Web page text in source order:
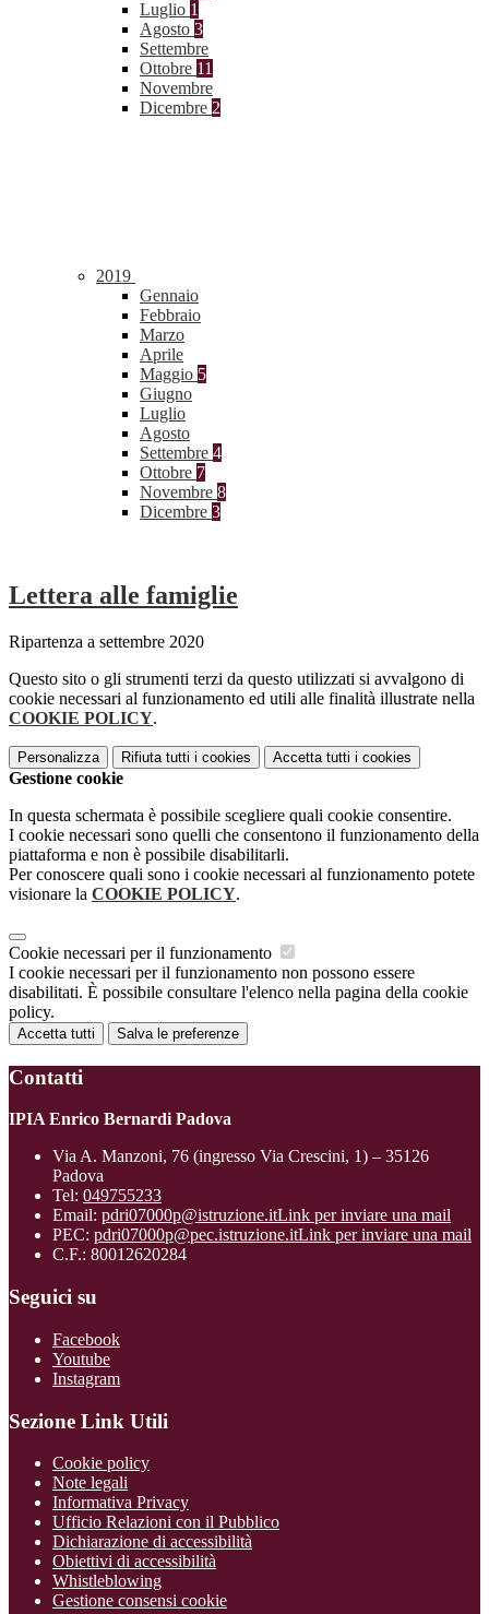
Luglio 1
Agosto 3
Settembre
Ottobre 11
Novembre
Dicembre 2
2019
Gennaio
Febbraio
Marzo
Aprile
Maggio 5
Giugno
Luglio
Agosto
Settembre 4
Ottobre 7
Novembre 8
Dicembre 3
Lettera alle famiglie
Ripartenza a settembre 2020
Questo sito o gli strumenti terzi da questo utilizzati si avvalgono di
cookie necessari al funzionamento ed utili alle finalità illustrate nella
COOKIE POLICY.
Personalizza Rifiuta tutti i cookies Accetta tutti i cookies
Gestione cookie
In questa schermata è possibile scegliere quali cookie consentire.
I cookie necessari sono quelli che consentono il funzionamento della
piattaforma e non è possibile disabilitarli.
Per conoscere quali sono i cookie necessari al funzionamento potete
visionare la COOKIE POLICY.
Cookie necessari per il funzionamento
I cookie necessari per il funzionamento non possono essere
disabilitati. È possibile consultare l'elenco nella pagina della cookie
policy.
Accetta tutti Salva le preferenze
Contatti
IPIA Enrico Bernardi Padova
Via A. Manzoni, 76 (ingresso Via Crescini, 1) – 35126
Padova
Tel: 049755233
Email: pdri07000p@istruzione.itLink per inviare una mail
PEC: pdri07000p@pec.istruzione.itLink per inviare una mail
C.F.: 80012620284
Seguici su
Facebook
Youtube
Instagram
Sezione Link Utili
Cookie policy
Note legali
Informativa Privacy
Ufficio Relazioni con il Pubblico
Dichiarazione di accessibilità
Obiettivi di accessibilità
Whistleblowing
Gestione consensi cookie